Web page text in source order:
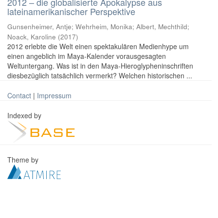
lateinamerikanischer Perspektive
Gunsenheimer, Antje; Wehrheim, Monika; Albert, Mechthild;
Noack, Karoline (2017)
2012 erlebte die Welt einen spektakulären Medienhype um
einen angeblich im Maya-Kalender vorausgesagten
Weltuntergang. Was ist in den Maya-Hieroglypheninschriften
diesbezüglich tatsächlich vermerkt? Welchen historischen ...
Contact | Impressum
Indexed by
Theme by